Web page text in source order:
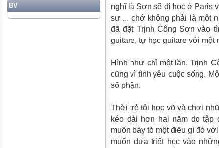
BV
nghĩ là Sơn sẽ đi học ở Paris
sư ... chớ không phải là một
đã đặt Trịnh Công Sơn vào
guitare, tự học guitare với
Hình như chỉ một lần, Trịnh
cũng vì tình yêu cuộc sống.
số phận.
Thời trẻ tôi học võ và chơi
kéo dài hơn hai năm do
muốn bày tỏ một điều gì đó
muốn đưa triết học vào